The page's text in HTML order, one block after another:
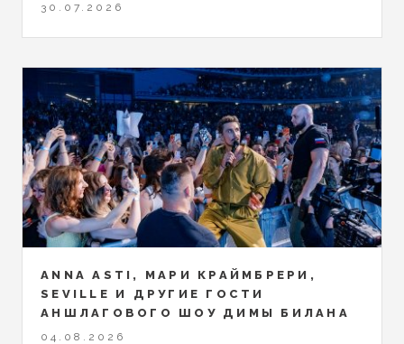
30.07.2026
ANNA ASTI, МАРИ КРАЙМБРЕРИ,
SEVILLE И ДРУГИЕ ГОСТИ
АНШЛАГОВОГО ШОУ ДИМЫ БИЛАНА
04.08.2026